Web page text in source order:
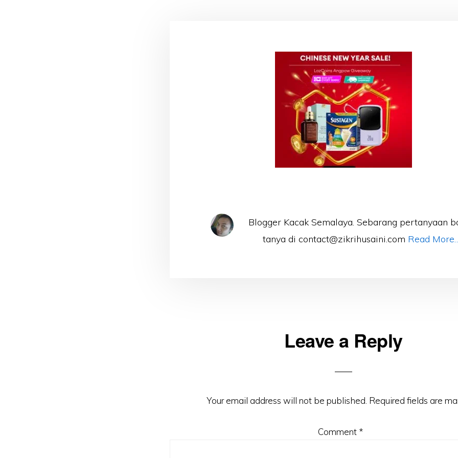
Blogger Kacak Semalaya. Sebarang pertanyaan
tanya di contact@zikrihusaini.com Read
Leave a Reply
Your email address will not be published. Required fields are
Comment *